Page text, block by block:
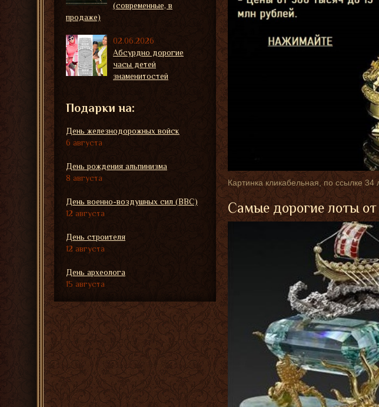
Картинка кликабельная, по ссылке 34
Самые дорогие лоты
(современные, в
продаже)
02.06.2026
Абсурдно дорогие
часы детей
знаменитостей
Подарки на:
День железнодорожных войск
6 августа
День рождения альпинизма
8 августа
День военно-воздушных сил (ВВС)
12 августа
День строителя
12 августа
День археолога
15 августа